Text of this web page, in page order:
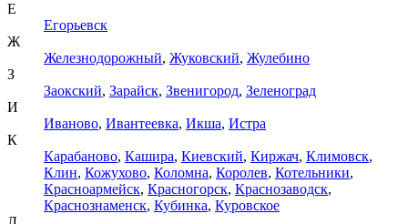
Е
Егорьевск
Ж
Железнодорожный, Жуковский, Жулебино
З
Заокский, Зарайск, Звенигород, Зеленоград
И
Иваново, Ивантеевка, Икша, Истра
К
Карабаново, Кашира, Киевский, Киржач, Климовск,
Клин, Кожухово, Коломна, Королев, Котельники,
Красноармейск, Красногорск, Краснозаводск,
Краснознаменск, Кубинка, Куровское